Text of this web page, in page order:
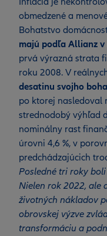
obmedzené a
Bohatstvo
majú podľa Allianz
prvá výrazná strata
roku 2008. V
desatinu svojho
po ktorej nasledoval
strednodobý výhľad
nominálny rast
úrovni 4,6 %, v
predchádzajúcich
Posledné tri roky
Nielen rok 2022, ale
životných nákladov
obrovskej výzve
transformáciu a